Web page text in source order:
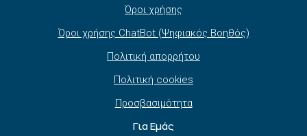
Όροι χρήσης
Όροι χρήσης ChatBot (Ψηφιακός Βοηθός)
Πολιτική απορρήτου
Πολιτική cookies
Προσβασιμότητα
Για Εμάς